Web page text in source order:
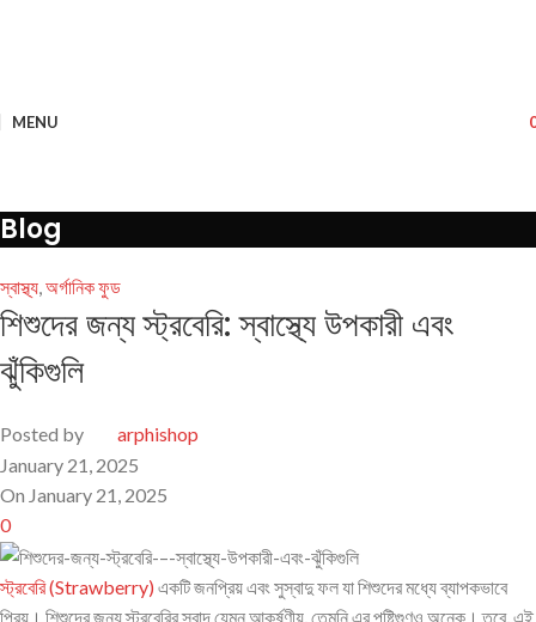
MENU
Blog
স্বাস্থ্য,অর্গানিক ফুড
শিশুদের জন্য স্ট্রবেরি: স্বাস্থ্যে উপকারী এবং
ঝুঁকিগুলি
Posted by
arphishop
January 21, 2025
On January 21, 2025
0
স্ট্রবেরি (Strawberry) একটি জনপ্রিয় এবং সুস্বাদু ফল যা শিশুদের মধ্যে ব্যাপকভাবে
প্রিয়। শিশুদের জন্য স্ট্রবেরির স্বাদ যেমন আকর্ষণীয়, তেমনি এর পুষ্টিগুণও অনেক। তবে, এই